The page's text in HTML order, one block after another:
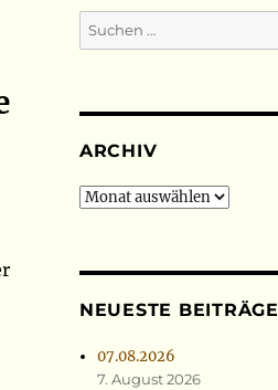
Suchen
nach:
ARCHIV
Archiv
NEUESTE BEITRÄGE
07.08.2026
7. August 2026